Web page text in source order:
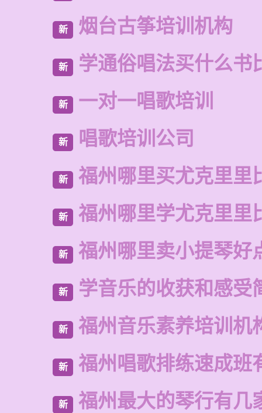
新 烟台古筝培训机构
新 学通俗唱法买什么书
新 一对一唱歌培训
新 唱歌培训公司
新 福州哪里买尤克里里
新 福州哪里学尤克里里
新 福州哪里卖小提琴好
新 学音乐的收获和感受
新 福州音乐素养培训机
新 福州唱歌排练速成班
新 福州最大的琴行有几